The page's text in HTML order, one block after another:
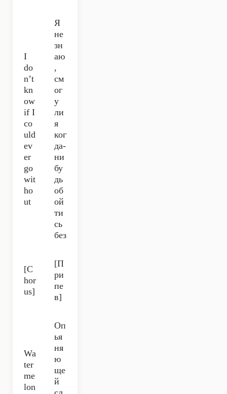
I
do
n’t
kn
ow
if I
co
uld
ev
er
go
wit
ho
ut
Я
не
зн
аю
,
см
ог
у
ли
я
ког
да-
ни
бу
дь
об
ой
ти
сь
без
[C
hor
us]
[П
ри
пе
в]
Wa
ter
me
lon
Оп
ья
ня
ю
ще
й